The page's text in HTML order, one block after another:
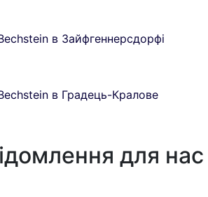
в Зайфгеннерсдорфі
в Градець-Кралове
для нас